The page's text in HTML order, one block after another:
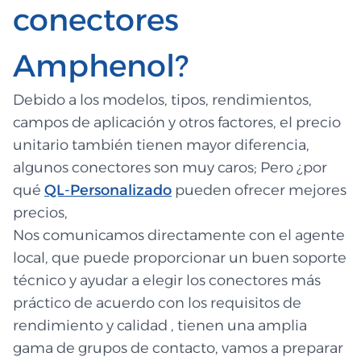
conectores
Amphenol?
Debido a los modelos, tipos, rendimientos,
campos de aplicación y otros factores, el precio
unitario también tienen mayor diferencia,
algunos conectores son muy caros; Pero ¿por
qué QL-Personalizado pueden ofrecer mejores
precios,
Nos comunicamos directamente con el agente
local, que puede proporcionar un buen soporte
técnico y ayudar a elegir los conectores más
práctico de acuerdo con los requisitos de
rendimiento y calidad , tienen una amplia
gama de grupos de contacto, vamos a preparar